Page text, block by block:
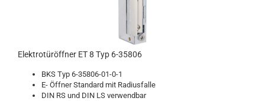
Elek­tro­tür­öff­ner ET 8 Typ 6-​35806
BKS Typ 6-​35806-01-0-1
E- Öff­ner Stan­dard mit Ra­di­us­fal­le
DIN RS und DIN LS ver­wend­bar